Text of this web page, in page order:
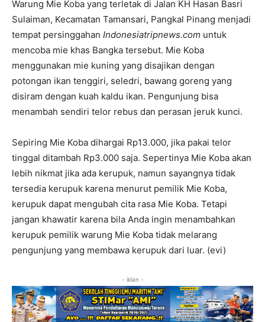
Warung Mie Koba yang terletak di Jalan KH Hasan Basri
Sulaiman, Kecamatan Tamansari, Pangkal Pinang menjadi
tempat persinggahan Indonesiatripnews.com untuk
mencoba mie khas Bangka tersebut. Mie Koba
menggunakan mie kuning yang disajikan dengan
potongan ikan tenggiri, seledri, bawang goreng yang
disiram dengan kuah kaldu ikan. Pengunjung bisa
menambah sendiri telor rebus dan perasan jeruk kunci.
Sepiring Mie Koba dihargai Rp13.000, jika pakai telor
tinggal ditambah Rp3.000 saja. Sepertinya Mie Koba akan
lebih nikmat jika ada kerupuk, namun sayangnya tidak
tersedia kerupuk karena menurut pemilik Mie Koba,
kerupuk dapat mengubah cita rasa Mie Koba. Tetapi
jangan khawatir karena bila Anda ingin menambahkan
kerupuk pemilik warung Mie Koba tidak melarang
pengunjung yang membawa kerupuk dari luar. (evi)
- iklan -